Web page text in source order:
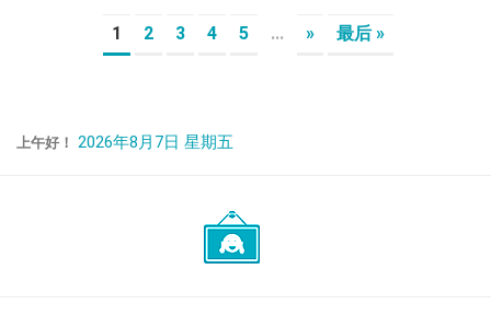
1 2 3 4 5 ... » 最后 »
上午好！ 2026年8月7日 星期五